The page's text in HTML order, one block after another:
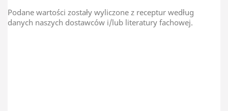
Podane wartości zostały wyliczone z receptur według
danych naszych dostawców i/lub literatury fachowej.